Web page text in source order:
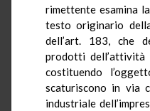
rimettente esamina
testo originario
dell’art. 183, che
prodotti dell’attività
costituendo
scaturiscono in via
industriale